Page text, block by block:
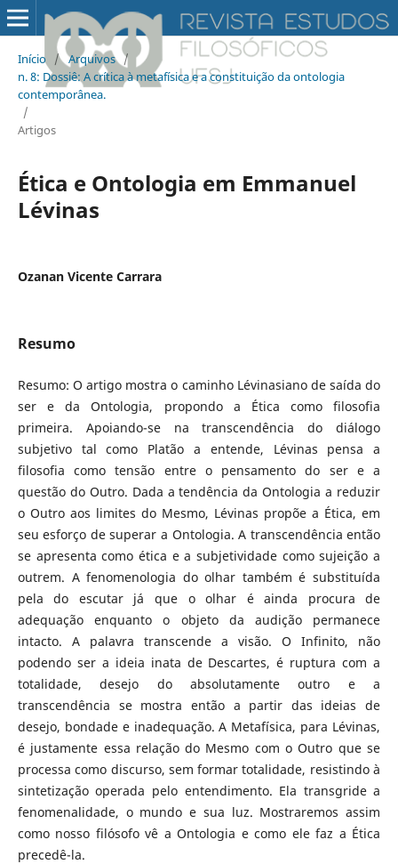
Início / Arquivos /
n. 8: Dossiê: A crítica à metafísica e a constituição da ontologia
contemporânea.
/
Artigos
Ética e Ontologia em Emmanuel
Lévinas
Ozanan Vicente Carrara
Resumo
Resumo: O artigo mostra o caminho Lévinasiano de saída do
ser e da Ontologia, propondo a Ética como filosofia
primeira. Apoiando-se na transcendência do diálogo
subjetivo tal como Platão a entende, Lévinas pensa a
filosofia como tensão entre o pensamento do ser e a
questão do Outro. Dada a tendência da Ontologia a reduzir
o Outro aos limites do Mesmo, Lévinas propõe a Ética, em
seu esforço de superar a Ontologia. A transcendência então
se apresenta como ética e a subjetividade como sujeição a
outrem. A fenomenologia do olhar também é substituída
pela do escutar já que o olhar é ainda procura de
adequação enquanto o objeto da audição permanece
intacto. A palavra transcende a visão. O Infinito, não
podendo ser a ideia inata de Descartes, é ruptura com a
totalidade, desejo do absolutamente outro e a
transcendência se mostra então a partir das ideias de
desejo, bondade e inadequação. A Metafísica, para Lévinas,
é justamente essa relação do Mesmo com o Outro que se
processa como discurso, sem formar totalidade, resistindo à
sintetização operada pelo entendimento. Ela transgride a
fenomenalidade, o mundo e sua luz. Mostraremos assim
como nosso filósofo vê a Ontologia e como ele faz a Ética
precedê-la.